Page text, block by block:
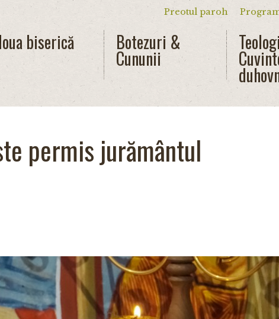
Meniu secundar
Preotul paroh
biserică Botezuri &
Cununii
permis jurământul